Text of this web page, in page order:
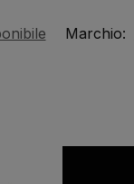
Marchio: